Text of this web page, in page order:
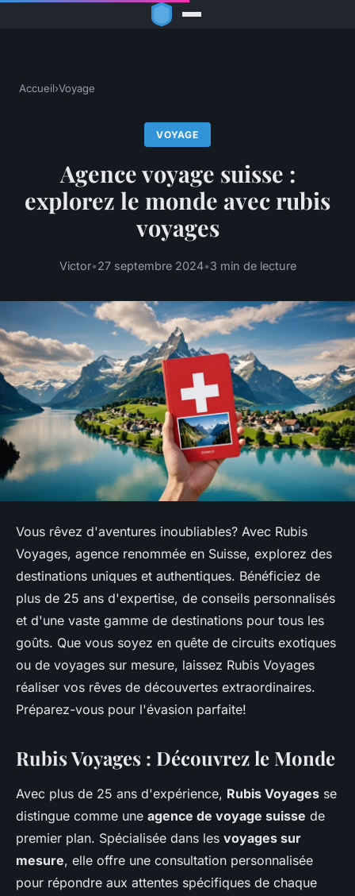
Accueil›Voyage
VOYAGE
Agence voyage suisse :
explorez le monde avec rubis
voyages
Victor•27 septembre 2024•3 min de lecture
Vous rêvez d'aventures inoubliables? Avec Rubis
Voyages, agence renommée en Suisse, explorez des
destinations uniques et authentiques. Bénéficiez de
plus de 25 ans d'expertise, de conseils personnalisés
et d'une vaste gamme de destinations pour tous les
goûts. Que vous soyez en quête de circuits exotiques
ou de voyages sur mesure, laissez Rubis Voyages
réaliser vos rêves de découvertes extraordinaires.
Préparez-vous pour l'évasion parfaite!
Rubis Voyages : Découvrez le Monde
Avec plus de 25 ans d'expérience, Rubis Voyages se
distingue comme une agence de voyage suisse de
premier plan. Spécialisée dans les voyages sur
mesure, elle offre une consultation personnalisée
pour répondre aux attentes spécifiques de chaque